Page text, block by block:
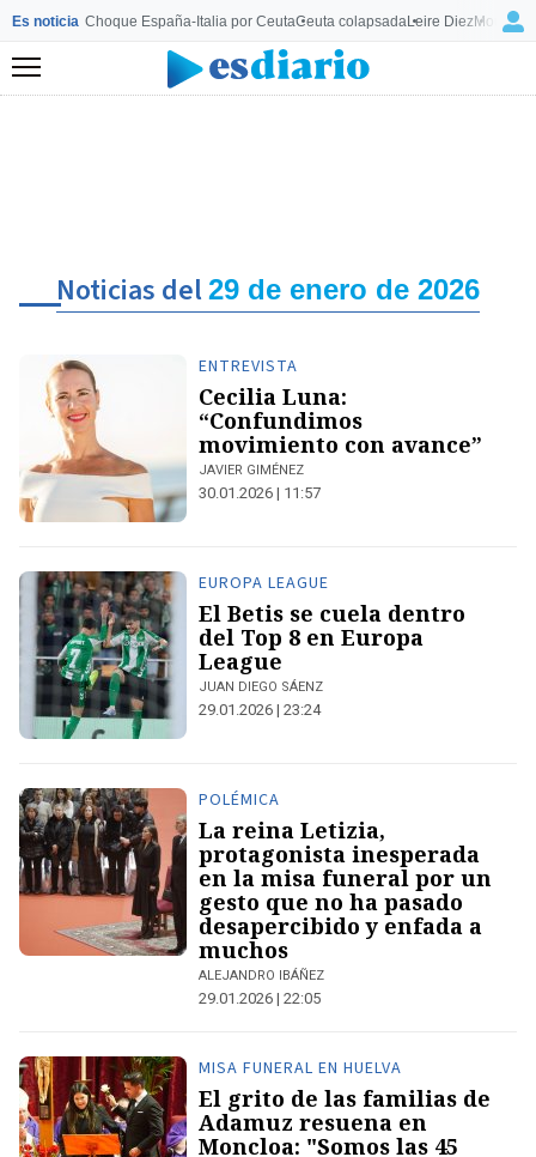
Es noticia Choque España-Italia por CeutaCeuta colapsadaLeire Diez
Menú
Noticias del29 de enero de 2026
ENTREVISTA
Cecilia Luna:
“Confundimos
movimiento con avance”
JAVIER GIMÉNEZ
30.01.2026 | 11:57
EUROPA LEAGUE
El Betis se cuela dentro
del Top 8 en Europa
League
JUAN DIEGO SÁENZ
29.01.2026 | 23:24
POLÉMICA
La reina Letizia,
protagonista inesperada
en la misa funeral por un
gesto que no ha pasado
desapercibido y enfada a
muchos
ALEJANDRO IBÁÑEZ
29.01.2026 | 22:05
MISA FUNERAL EN HUELVA
El grito de las familias de
Adamuz resuena en
Moncloa: "Somos las 45